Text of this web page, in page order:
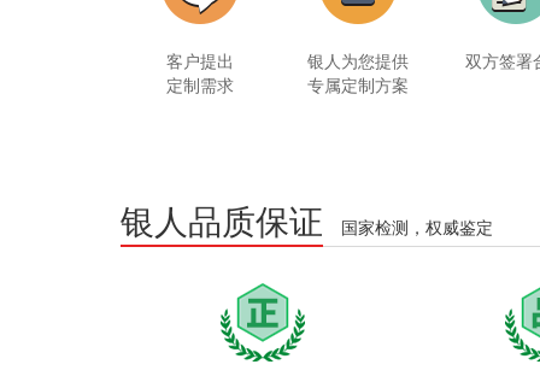
客户提出
定制需求
银人为您提供
专属定制方案
双方签署
银人品质保证 国家检测，权威鉴定